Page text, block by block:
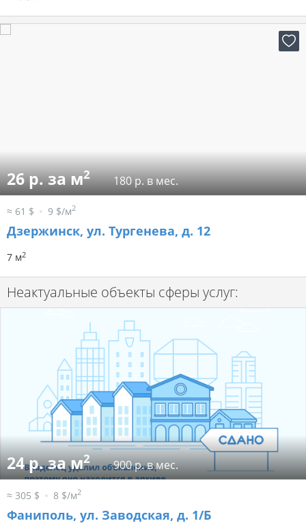
26 р. за м2 180 р. в мес.
≈ 61 $ 9 $/м2
Дзержинск, ул. Тургенева, д. 12
7 м2
Неактуальные объекты сферы услуг:
24 р. за м2 900 р. в мес.
≈ 305 $ 8 $/м2
Фаниполь, ул. Заводская, д. 1/Б